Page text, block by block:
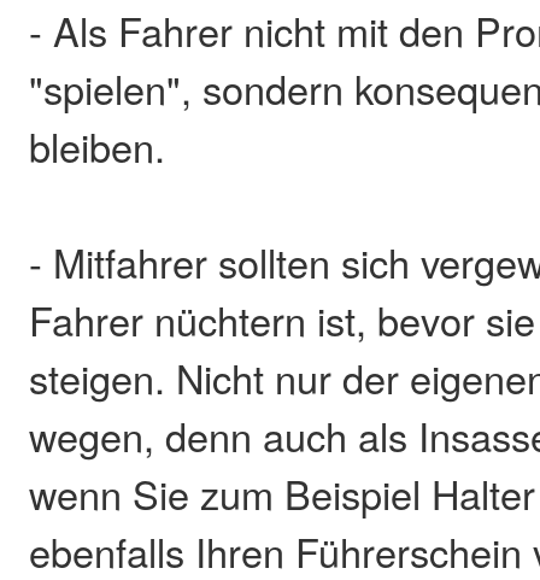
- Als Fahrer nicht mit den
"spielen", sondern
bleiben.
- Mitfahrer sollten sich
Fahrer nüchtern ist, bevor
steigen. Nicht nur der
wegen, denn auch als
wenn Sie zum Beispiel
ebenfalls Ihren Führerschein